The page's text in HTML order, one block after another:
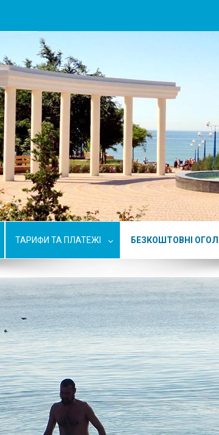
ТАРИФИ ТА ПЛАТЕЖІ БЕЗКОШТОВНІ